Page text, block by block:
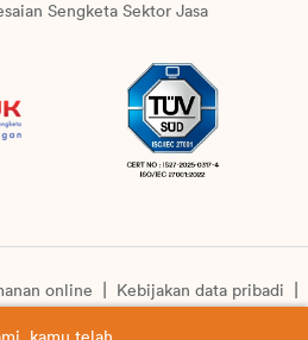
Sengketa Sektor Jasa
online
Kebijakan data pribadi